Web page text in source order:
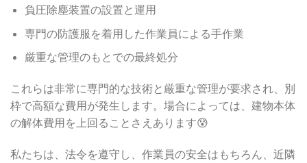
負圧除塵装置の設置と運用
専門の防護服を着用した作業員による手作業
厳重な管理のもとでの最終処分
これらは非常に専門的な技術と厳重な管理が要求され、別
枠で高額な費用が発生します。場合によっては、建物本体
の解体費用を上回ることさえあります😰
私たちは、法令を遵守し、作業員の安全はもちろん、近隣